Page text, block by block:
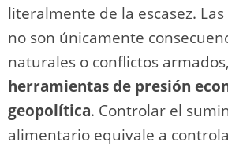
literalmente de la escasez.
no son únicamente
naturales o conflictos
herramientas de presión
geopolítica. Controlar el
alimentario equivale a